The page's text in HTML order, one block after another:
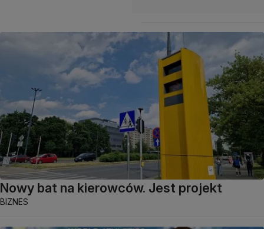
Nowy bat na kierowców. Jest projekt
BIZNES